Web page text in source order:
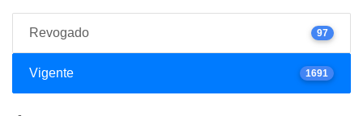
Revogado 97
Vigente 1691